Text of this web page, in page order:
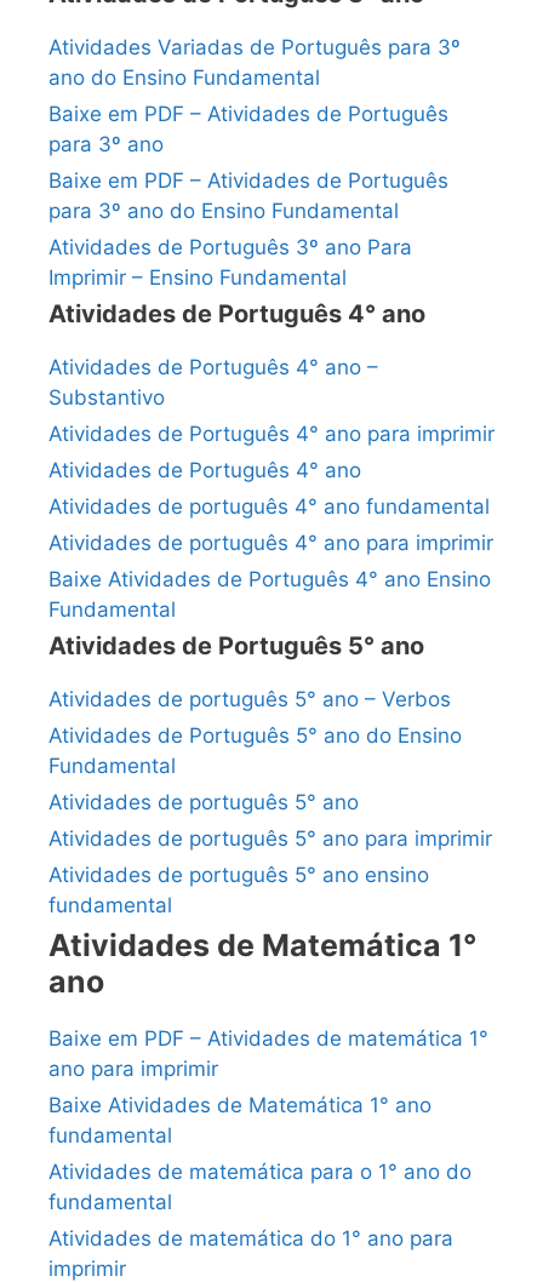
Atividades Variadas de Português para 3º
ano do Ensino Fundamental
Baixe em PDF – Atividades de Português
para 3º ano
Baixe em PDF – Atividades de Português
para 3º ano do Ensino Fundamental
Atividades de Português 3º ano Para
Imprimir – Ensino Fundamental
Atividades de Português 4° ano
Atividades de Português 4° ano –
Substantivo
Atividades de Português 4° ano para imprimir
Atividades de Português 4° ano
Atividades de português 4° ano fundamental
Atividades de português 4° ano para imprimir
Baixe Atividades de Português 4° ano Ensino
Fundamental
Atividades de Português 5° ano
Atividades de português 5° ano – Verbos
Atividades de Português 5° ano do Ensino
Fundamental
Atividades de português 5° ano
Atividades de português 5° ano para imprimir
Atividades de português 5° ano ensino
fundamental
Atividades de Matemática 1°
ano
Baixe em PDF – Atividades de matemática 1°
ano para imprimir
Baixe Atividades de Matemática 1° ano
fundamental
Atividades de matemática para o 1° ano do
fundamental
Atividades de matemática do 1° ano para
imprimir